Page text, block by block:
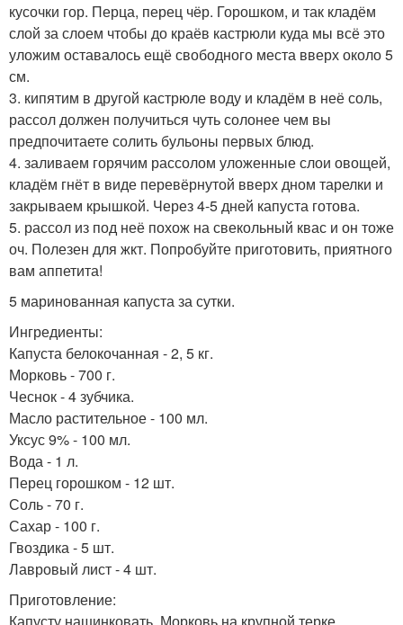
кусочки гор. Перца, перец чёр. Горошком, и так кладём
слой за слоем чтобы до краёв кастрюли куда мы всё это
уложим оставалось ещё свободного места вверх около 5
см.
3. кипятим в другой кастрюле воду и кладём в неё соль,
рассол должен получиться чуть солонее чем вы
предпочитаете солить бульоны первых блюд.
4. заливаем горячим рассолом уложенные слои овощей,
кладём гнёт в виде перевёрнутой вверх дном тарелки и
закрываем крышкой. Через 4-5 дней капуста готова.
5. рассол из под неё похож на свекольный квас и он тоже
оч. Полезен для жкт. Попробуйте приготовить, приятного
вам аппетита!
5 маринованная капуста за сутки.
Ингредиенты:
Капуста белокочанная - 2, 5 кг.
Морковь - 700 г.
Чеснок - 4 зубчика.
Масло растительное - 100 мл.
Уксус 9% - 100 мл.
Вода - 1 л.
Перец горошком - 12 шт.
Соль - 70 г.
Сахар - 100 г.
Гвоздика - 5 шт.
Лавровый лист - 4 шт.
Приготовление: